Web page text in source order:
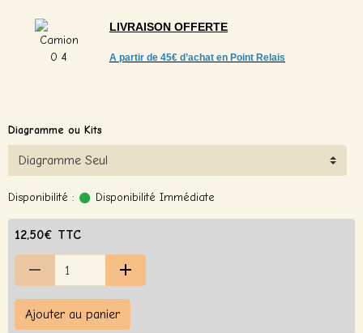
LIVRAISON OFFERTE
A partir de 45€ d’achat en Point Relais
Diagramme ou Kits
Disponibilité : Disponibilité Immédiate
12,50€ TTC
Ajouter au panier